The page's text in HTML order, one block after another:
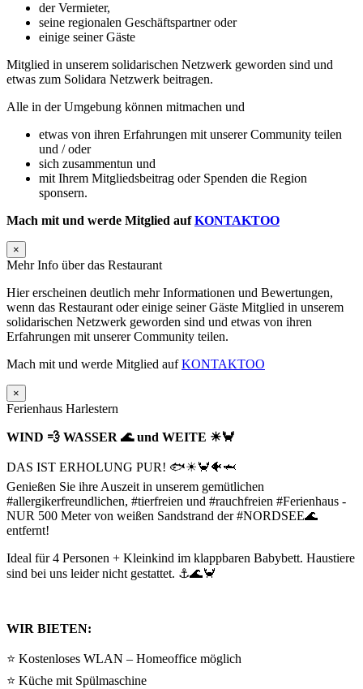
der Vermieter,
seine regionalen Geschäftspartner oder
einige seiner Gäste
Mitglied in unserem solidarischen Netzwerk geworden sind und
etwas zum Solidara Netzwerk beitragen.
Alle in der Umgebung können mitmachen und
etwas von ihren Erfahrungen mit unserer Community teilen
und / oder
sich zusammentun und
mit Ihrem Mitgliedsbeitrag oder Spenden die Region
sponsern.
Mach mit und werde Mitglied aufKONTAKTOO
×
Mehr Info über das Restaurant
Hier erscheinen deutlich mehr Informationen und Bewertungen,
wenn das Restaurant oder einige seiner Gäste Mitglied in unserem
solidarischen Netzwerk geworden sind und etwas von ihren
Erfahrungen mit unserer Community teilen.
Mach mit und werde Mitglied aufKONTAKTOO
×
Ferienhaus Harlestern
WIND 💨 WASSER 🌊 und WEITE ☀🦀
DAS IST ERHOLUNG PUR! 🐟☀🦀🐠🦈
Genießen Sie ihre Auszeit in unserem gemütlichen
#allergikerfreundlichen, #tierfreien und #rauchfreien #Ferienhaus -
NUR 500 Meter von weißen Sandstrand der #NORDSEE🌊
entfernt!
Ideal für 4 Personen + Kleinkind im klappbaren Babybett. Haustiere
sind bei uns leider nicht gestattet. ⚓🌊🦀
WIR BIETEN:
⭐ Kostenloses WLAN – Homeoffice möglich
⭐ Küche mit Spülmaschine